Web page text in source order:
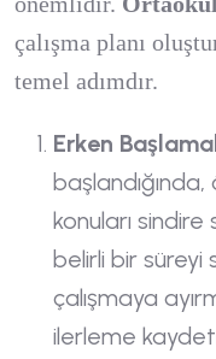
çalışma planı
temel adımdır.
Erken
konuları
belirli bir süreyi
çalışmaya
ilerleme